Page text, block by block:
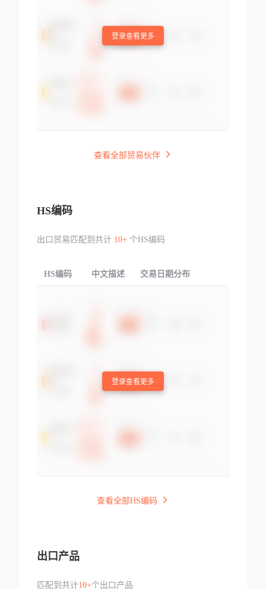
登录查看更多
查看全部贸易伙伴
HS编码
出口贸易匹配到共计 10+个HS编码
HS编码 中文描述 交易日期分布
登录查看更多
查看全部HS编码
出口产品
匹配到共计10+个出口产品